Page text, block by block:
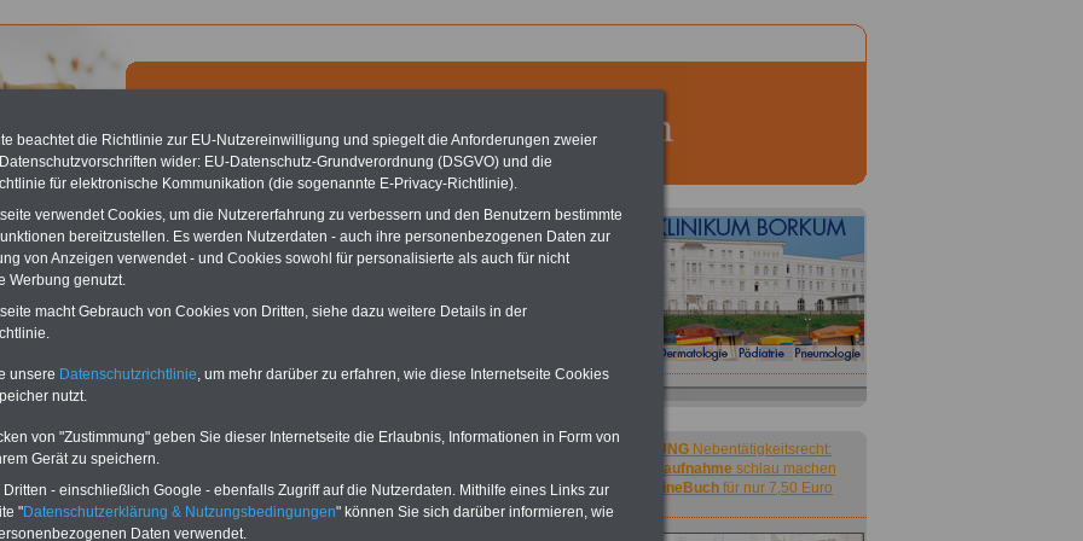
Reha - Recherchieren Sie mit dem "führenden" Klinikverzeichnis
führende Klinikverzeichnis rund um die Beihilfe" gibt ihnen Orientierung
nach der geeigneten Klinik für Ihre nächsten Reha. Sie können auch
von A bis Z
Angebote nach Gesundheitswochen..
- Kurort
ausgewählt:
Klinik Schwäbische Alb Bad Urach
Fachkliniken Hohenurach Bad Urach>>>weiter
Website haben wir für Beihilfeberechtigte mehr als 100
ACHTUNG Nebentätigkeitsrecht:
vor Jobaufnahmeschlau machen
OnlineBuch für nur 7,50 Euro
beachtet die Richtlinie zur EU-Nutzereinwilligung und spiegelt die Anforderungen zweier
wider: EU-Datenschutz-Grundverordnung (DSGVO) und die
für elektronische Kommunikation (die sogenannte E-Privacy-Richtlinie).
verwendet Cookies, um die Nutzererfahrung zu verbessern und den Benutzern bestimmte
bereitzustellen. Es werden Nutzerdaten - auch ihre personenbezogenen Daten zur
von Anzeigen verwendet - und Cookies sowohl für personalisierte als auch für nicht
Werbung genutzt.
macht Gebrauch von Cookies von Dritten, siehe dazu weitere Details in der
unsere Datenschutzrichtlinie, um mehr darüber zu erfahren, wie diese Internetseite Cookies
nutzt.
von "Zustimmung" geben Sie dieser Internetseite die Erlaubnis, Informationen in Form von
Gerät zu speichern.
- einschließlich Google - ebenfalls Zugriff auf die Nutzerdaten. Mithilfe eines Links zur
"Datenschutzerklärung & Nutzungsbedingungen" können Sie sich darüber informieren, wie
Daten verwendet.